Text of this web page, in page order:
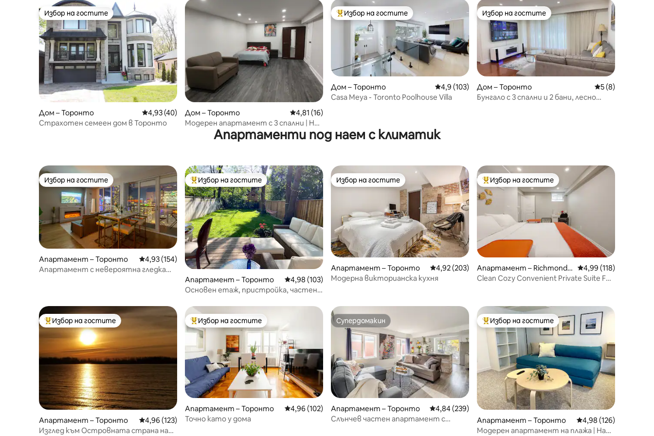
Избор на гостите
Избор на гостите
Дом – Торонто Средна оценка: 4,93 от 5, 40 отзива
4,93 (40)
Страхотен семеен дом в Торонто
Дом – Торонто Средна оценка: 4,81 от 5, 16 отзива
4,81 (16)
Модерен апартамент с 3 спални | На
минути от магистрала 401 и TTC/Go
Най-популярен избор на гостите
Избор на гостите
Дом – Торонто Средна оценка: 4,9 от 5, 103 отзива
4,9 (103)
Casa Meya - Toronto Poolhouse Villa
Избор на гостите
Избор на гостите
Дом – Торонто Средна оценка:
5 (8)
Бунгало с 3 спални и 2 бани, лесно
Апартаменти под наем с климатик
Избор на гостите
Избор на гостите
Апартамент – Торонто Средна оценка: 4,93 от 5, 154 отзива
4,93 (154)
Апартамент с невероятна гледка
Най-популярен избор на гостите
Избор на гостите
Апартамент – Торонто Средна оценка: 4,98 от 5, 103 отзива
4,98 (103)
Основен етаж, пристройка, частен
кучета!
Избор на гостите
Избор на гостите
Апартамент – Торонто Средна оценка: 4,92 от 5, 203 отзива
4,92 (203)
Модерна викторианска кухня
Най-популярен избор на гостите
Избор на гостите
Апартамент – Richmond
Hill
Средна оценка: 4,99
4,99 (118)
Clean Cozy Convenient Private Suite Full
Най-популярен избор на гостите
Избор на гостите
Апартамент – Торонто Средна оценка: 4,96 от 5, 123 отзива
4,96 (123)
Изглед към Островната страна на
Най-популярен избор на гостите
Избор на гостите
Апартамент – Торонто Средна оценка: 4,96 от 5, 102 отзива
4,96 (102)
Точно като у дома
Супердомакин
Супердомакин
Апартамент – Торонто Средна оценка: 4,84 от 5, 239 отзива
4,84 (239)
Слънчев частен апартамент с
Най-популярен избор на гостите
Избор на гостите
Апартамент – Торонто Средна оценка: 4,98
4,98 (126)
Модерен апартамент на плажа | На